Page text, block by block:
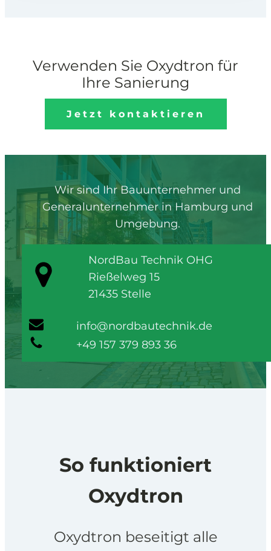
Verwenden Sie Oxydtron für
Ihre Sanierung
Jetzt kontaktieren
Wir sind Ihr Bauunternehmer und
Generalunternehmer in Hamburg und
Umgebung.
NordBau Technik OHG
Rießelweg 15
21435 Stelle
info@nordbautechnik.de
+49 157 379 893 36
So funktioniert
Oxydtron
Oxydtron beseitigt alle